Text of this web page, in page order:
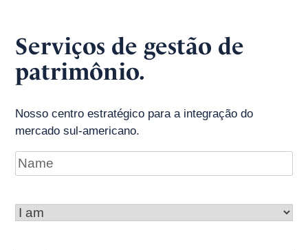
Serviços de gestão de
patrimônio.
Nosso centro estratégico para a integração do
mercado sul-americano.
Name